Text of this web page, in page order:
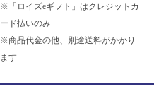
※「ロイズeギフト」はクレジットカ
ード払いのみ
※商品代金の他、別途送料がかかり
ます